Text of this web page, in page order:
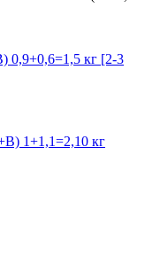
0,9+0,6=1,5 кг [2-3
1+1,1=2,10 кг